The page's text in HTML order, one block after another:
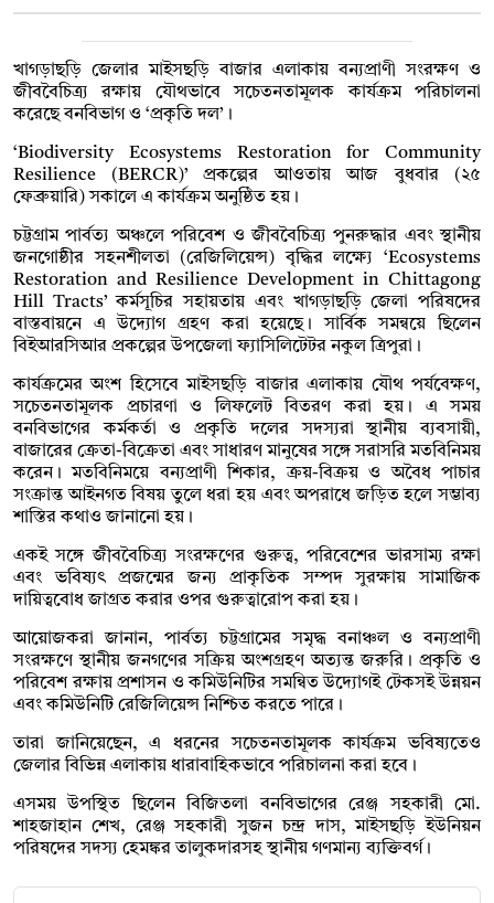
খাগড়াছড়ি জেলার মাইসছড়ি বাজার এলাকায় বন্যপ্রাণী সংরক্ষণ ও
জীববৈচিত্র্য রক্ষায় যৌথভাবে সচেতনতামূলক কার্যক্রম পরিচালনা
করেছে বনবিভাগ ও ‘প্রকৃতি দল’।
‘Biodiversity Ecosystems Restoration for Community
Resilience (BERCR)’ প্রকল্পের আওতায় আজ বুধবার (২৫
ফেব্রুয়ারি) সকালে এ কার্যক্রম অনুষ্ঠিত হয়।
চট্টগ্রাম পার্বত্য অঞ্চলে পরিবেশ ও জীববৈচিত্র্য পুনরুদ্ধার এবং স্থানীয়
জনগোষ্ঠীর সহনশীলতা (রেজিলিয়েন্স) বৃদ্ধির লক্ষ্যে ‘Ecosystems
Restoration and Resilience Development in Chittagong
Hill Tracts’ কর্মসূচির সহায়তায় এবং খাগড়াছড়ি জেলা পরিষদের
বাস্তবায়নে এ উদ্যোগ গ্রহণ করা হয়েছে। সার্বিক সমন্বয়ে ছিলেন
বিইআরসিআর প্রকল্পের উপজেলা ফ্যাসিলিটেটর নকুল ত্রিপুরা।
কার্যক্রমের অংশ হিসেবে মাইসছড়ি বাজার এলাকায় যৌথ পর্যবেক্ষণ,
সচেতনতামূলক প্রচারণা ও লিফলেট বিতরণ করা হয়। এ সময়
বনবিভাগের কর্মকর্তা ও প্রকৃতি দলের সদস্যরা স্থানীয় ব্যবসায়ী,
বাজারের ক্রেতা-বিক্রেতা এবং সাধারণ মানুষের সঙ্গে সরাসরি মতবিনিময়
করেন। মতবিনিময়ে বন্যপ্রাণী শিকার, ক্রয়-বিক্রয় ও অবৈধ পাচার
সংক্রান্ত আইনগত বিষয় তুলে ধরা হয় এবং অপরাধে জড়িত হলে সম্ভাব্য
শাস্তির কথাও জানানো হয়।
একই সঙ্গে জীববৈচিত্র্য সংরক্ষণের গুরুত্ব, পরিবেশের ভারসাম্য রক্ষা
এবং ভবিষ্যৎ প্রজন্মের জন্য প্রাকৃতিক সম্পদ সুরক্ষায় সামাজিক
দায়িত্ববোধ জাগ্রত করার ওপর গুরুত্বারোপ করা হয়।
আয়োজকরা জানান, পার্বত্য চট্টগ্রামের সমৃদ্ধ বনাঞ্চল ও বন্যপ্রাণী
সংরক্ষণে স্থানীয় জনগণের সক্রিয় অংশগ্রহণ অত্যন্ত জরুরি। প্রকৃতি ও
পরিবেশ রক্ষায় প্রশাসন ও কমিউনিটির সমন্বিত উদ্যোগই টেকসই উন্নয়ন
এবং কমিউনিটি রেজিলিয়েন্স নিশ্চিত করতে পারে।
তারা জানিয়েছেন, এ ধরনের সচেতনতামূলক কার্যক্রম ভবিষ্যতেও
জেলার বিভিন্ন এলাকায় ধারাবাহিকভাবে পরিচালনা করা হবে।
এসময় উপস্থিত ছিলেন বিজিতলা বনবিভাগের রেঞ্জ সহকারী মো.
শাহজাহান শেখ, রেঞ্জ সহকারী সুজন চন্দ্র দাস, মাইসছড়ি ইউনিয়ন
পরিষদের সদস্য হেমঙ্কর তালুকদারসহ স্থানীয় গণমান্য ব্যক্তিবর্গ।